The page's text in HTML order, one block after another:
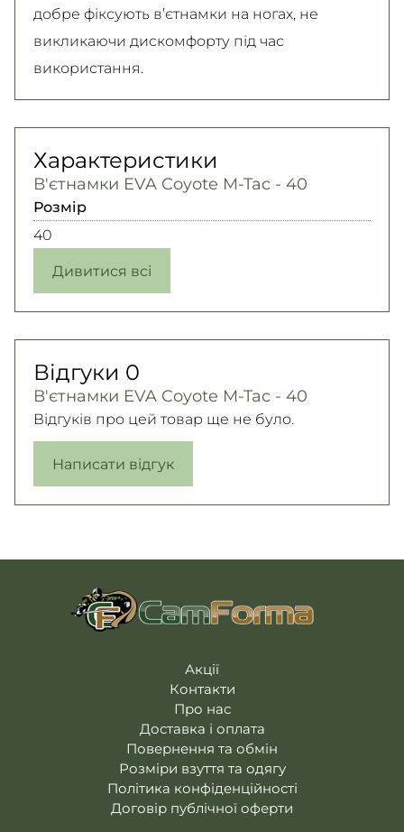
добре фіксують в’єтнамки на ногах, не
викликаючи дискомфорту під час
використання.
Характеристики
В'єтнамки EVA Coyote M-Tac - 40
Розмір
40
Дивитися всі
Відгуки 0
В'єтнамки EVA Coyote M-Tac - 40
Відгуків про цей товар ще не було.
Написати відгук
Акції
Контакти
Про нас
Доставка і оплата
Повернення та обмін
Розміри взуття та одягу
Політика конфіденційності
Договір публічної оферти